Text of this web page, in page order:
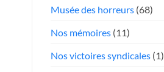
Musée des horreurs(68)
Nos mémoires(11)
Nos victoires syndicales(1)